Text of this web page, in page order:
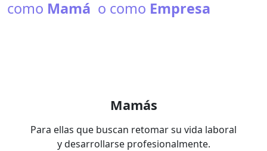
como Mamá o como Empresa
Mamás
Para ellas que buscan retomar su vida laboral
y desarrollarse profesionalmente.